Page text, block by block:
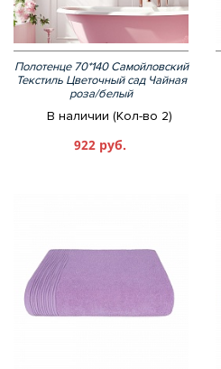
Полотенце 70*140 Самойловский
Текстиль Цветочный сад Чайная
роза/белый
В наличии (Кол-во 2)
922 руб.